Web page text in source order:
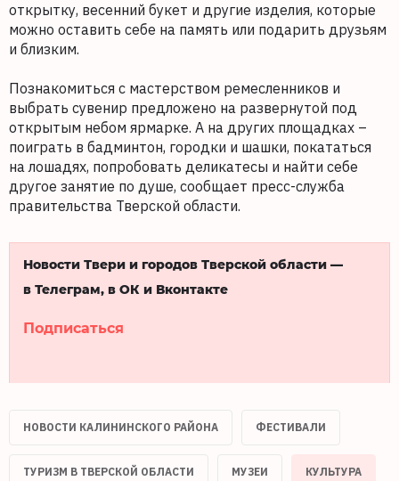
открытку, весенний букет и другие изделия, которые
можно оставить себе на память или подарить друзьям
и близким.
Познакомиться с мастерством ремесленников и
выбрать сувенир предложено на развернутой под
открытым небом ярмарке. А на других площадках –
поиграть в бадминтон, городки и шашки, покататься
на лошадях, попробовать деликатесы и найти себе
другое занятие по душе, сообщает пресс-служба
правительства Тверской области.
Новости Твери и городов Тверской области —
в Телеграм, в ОК и Вконтакте
Подписаться
НОВОСТИ КАЛИНИНСКОГО РАЙОНА ФЕСТИВАЛИ
ТУРИЗМ В ТВЕРСКОЙ ОБЛАСТИ МУЗЕИ КУЛЬТУРА